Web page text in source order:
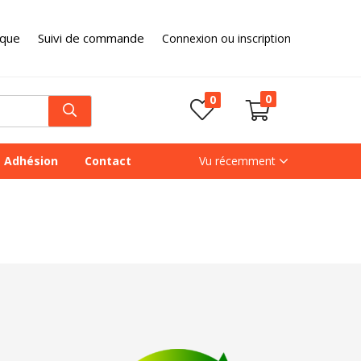
Suivi de commande Connexion ou inscription
0 0
Adhésion Contact Vu récemment